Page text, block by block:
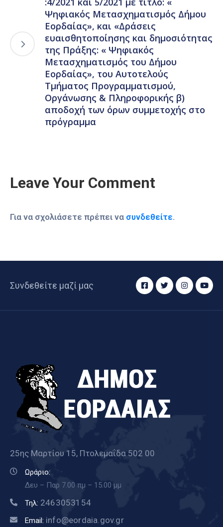
Ψηφιακός Μετασχηματισμός Δήμου
Εορδαίας», και «Δράσεις
ευαισθητοποίησης και δημοσιότητας
της Πράξης: « Ψηφιακός
Μετασχηματισμός του Δήμου
Εορδαίας», του Αυτοτελούς
Τμήματος Προγραμματισμού,
Οργάνωσης & Πληροφορικής β)
αποδοχή των όρων συμμετοχής στο
πρόγραμμα
Leave Your Comment
Για να σχολιάσετε πρέπει να συνδεθείτε.
Συνδεθείτε μαζί μας
25ης Μαρτίου 15, Πτολεμαΐδα 502 00
Ωράριο:
Δευ – Παρ 7.00 πμ – 15.00 μμ
Τηλ: 2463053154
Email: info@eordaia.gov.gr